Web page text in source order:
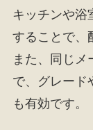
キッチンや浴
することで、
また、同じメ
で、グレード
も有効です。